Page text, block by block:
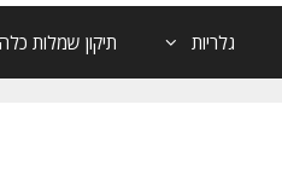
גלריות תיקון שמלות כלה